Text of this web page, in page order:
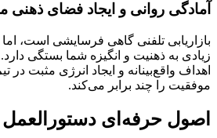
آمادگی روانی و ایجاد فضای ذهنی
بازاریابی تلفنی گاهی فرسایشی است،
زیادی به ذهنیت و انگیزه شما بستگی
اهداف واقع‌بینانه و ایجاد انرژی مثبت در
موفقیت را چند برابر می‌کند.
اصول حرفه‌ای دستورالعمل